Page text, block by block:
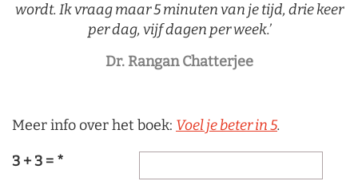
wordt. Ik vraag maar 5 minuten van je tijd, drie keer
per dag, vijf dagen per week.’
Dr. Rangan Chatterjee
Meer info over het boek: Voel je beter in 5.
3 + 3 = *